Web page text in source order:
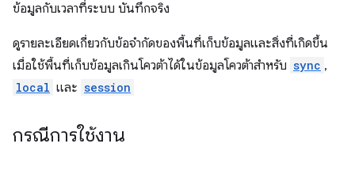
ข้อมูลกับเวลาที่ระบบ บันทึกจริง
ดูรายละเอียดเกี่ยวกับข้อจำกัดของพื้นที่เก็บข้อมูลและสิ่งที่เกิดขึ้น
เมื่อใช้พื้นที่เก็บข้อมูลเกินโควต้าได้ในข้อมูลโควต้าสำหรับ sync ,
local และ session
กรณีการใช้งาน